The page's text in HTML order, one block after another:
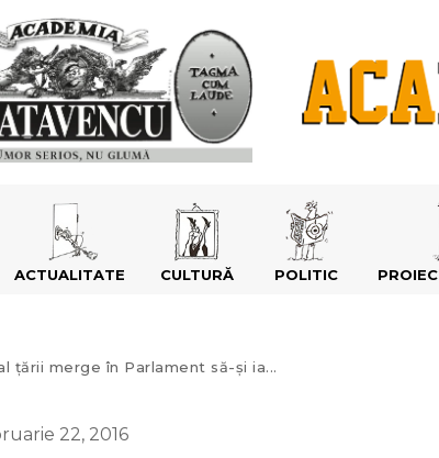
ACTUALITATE CULTURĂ POLITIC
țării merge în Parlament să-și ia...
22, 2016